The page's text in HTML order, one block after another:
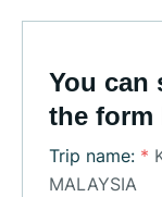
You can
the form
Trip name: *
MALAYSIA